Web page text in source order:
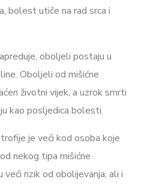
bolest utiče na rad srca i
oboljeli postaju u
Oboljeli od mišićne
životni vijek, a uzrok smrti
kao posljedica bolesti.
je veći kod osoba koje
nekog tipa mišićne
rizik od obolijevanja, ali i